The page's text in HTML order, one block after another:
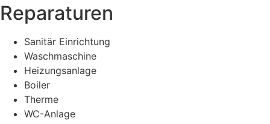
Reparaturen
Sanitär Einrichtung
Waschmaschine
Heizungsanlage
Boiler
Therme
WC-Anlage